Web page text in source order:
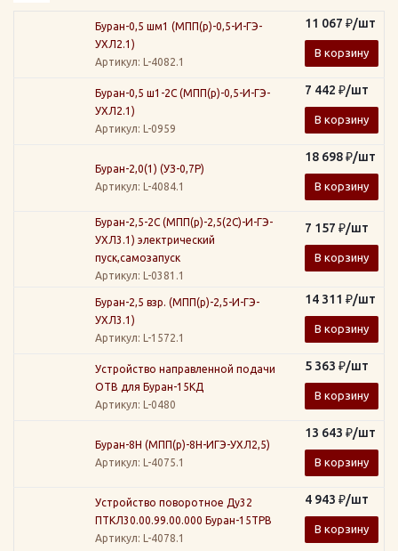
Буран-0,5 шм1 (МПП(р)-0,5-И-ГЭ-
УХЛ2.1)
Артикул: L-4082.1
11 067 ₽/шт
В корзину
Буран-0,5 ш1-2С (МПП(р)-0,5-И-ГЭ-
УХЛ2.1)
Артикул: L-0959
7 442 ₽/шт
В корзину
Буран-2,0(1) (УЗ-0,7Р)
Артикул: L-4084.1
18 698₽/шт
В корзину
Буран-2,5-2С (МПП(р)-2,5(2С)-И-ГЭ-
УХЛ3.1) электрический
пуск,самозапуск
Артикул: L-0381.1
7 157 ₽/шт
В корзину
Буран-2,5 взр. (МПП(р)-2,5-И-ГЭ-
УХЛ3.1)
Артикул: L-1572.1
14 311 ₽/шт
В корзину
Устройство направленной подачи
ОТВ для Буран-15КД
Артикул: L-0480
5 363 ₽/шт
В корзину
Буран-8Н (МПП(р)-8Н-ИГЭ-УХЛ2,5)
Артикул: L-4075.1
13 643 ₽/шт
В корзину
Устройство поворотное Ду32
ПТКЛ30.00.99.00.000 Буран-15ТРВ
Артикул: L-4078.1
4 943 ₽/шт
В корзину